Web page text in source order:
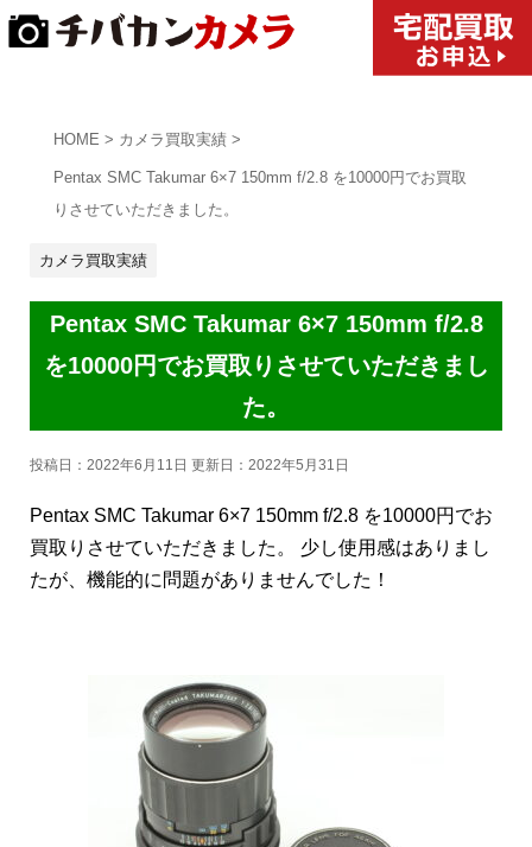
HOME > カメラ買取実績 >
Pentax SMC Takumar 6×7 150mm f/2.8 を10000円でお買取
りさせていただきました。
カメラ買取実績
Pentax SMC Takumar 6×7 150mm f/2.8
を10000円でお買取りさせていただきまし
た。
投稿日：2022年6月11日 更新日： 2022年5月31日
Pentax SMC Takumar 6×7 150mm f/2.8 を10000円でお
買取りさせていただきました。 少し使用感はありまし
たが、機能的に問題がありませんでした！